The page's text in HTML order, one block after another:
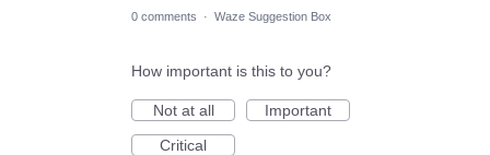
0 comments · Waze Suggestion Box
How important is this to you?
Not at all
Important
Critical